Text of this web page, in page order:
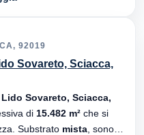
92019
Sovareto, Sciacca,
Lido Sovareto, Sciacca,
di 15.482 m² che si
Substrato mista , sono